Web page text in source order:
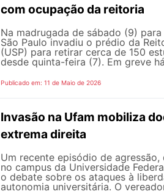
com ocupação da reitoria
Na madrugada de sábado (9)
São Paulo invadiu o prédio da
(USP) para retirar cerca de 150
desde quinta-feira (7). Em greve
Publicado em: 11 de Maio de 2026
Invasão na Ufam mobiliza
extrema direita
Um recente episódio de
no campus da Universidade
o debate sobre os ataques à
autonomia universitária. O